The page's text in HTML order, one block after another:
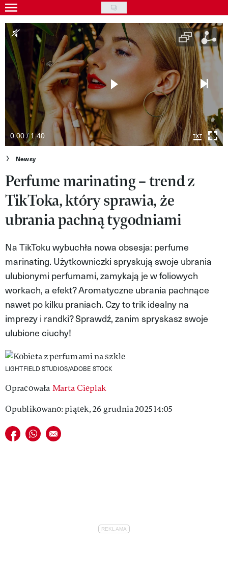
Skip
to
main
content
Gwiazdy
Ludzie
Moda
Uroda
Styl życia
Kultura
Wideo
Nasze akcje
VIVA!ART
VIVA!MODA
VIVA!MAN
VIVA!PEOPLE POWER
VIVA!ITAKA
MAGAZYN VIVA!
0:00 / 1:40
Newsy
Perfume marinating – trend z
TikToka, który sprawia, że
ubrania pachną tygodniami
Na TikToku wybuchła nowa obsesja: perfume
marinating. Użytkowniczki spryskują swoje ubrania
ulubionymi perfumami, zamykają je w foliowych
workach, a efekt? Aromatyczne ubrania pachnące
nawet po kilku praniach. Czy to trik idealny na
imprezy i randki? Sprawdź, zanim spryskasz swoje
ulubione ciuchy!
LIGHTFIELD STUDIOS/ADOBE STOCK
Opracowała Marta Cieplak
Opublikowano: piątek, 26 grudnia 2025 14:05
Udostępnij na facebook
Udostępnij na whatsapp
E-mail do przyjaciela